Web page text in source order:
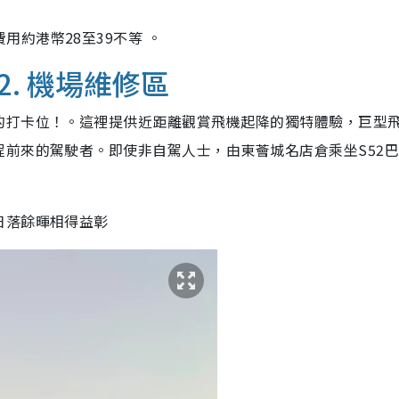
約港幣28至39不等 。
機場維修區
卡位！。這裡提供近距離觀賞飛機起降的獨特體驗，巨型
來的駕駛者。即使非自駕人士，由東薈城名店倉乘坐S52
餘暉相得益彰